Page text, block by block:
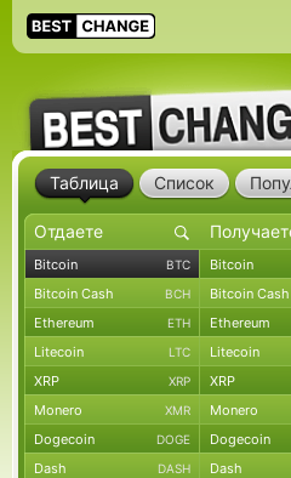
Таблица Список
Bitcoin BTC Bitcoin
Bitcoin Cash BCH Bitcoin Cash
Ethereum ETH Ethereum
Litecoin LTC Litecoin
XRP XRP XRP
Monero XMR Monero
Dogecoin DOGE Dogecoin
Dash DASH Dash